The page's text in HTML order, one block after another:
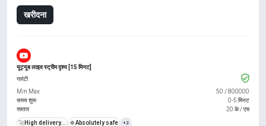
खरीदना
यूट्यूब लाइव स्ट्रीम दृश्य [15 मिनट]
गारंटी
Min Max
50 /800000
समय शुरू
0-5 मिनट
रफ़्तार
20 के / एच
🚀High delivery... 🍀Absolutely safe +2